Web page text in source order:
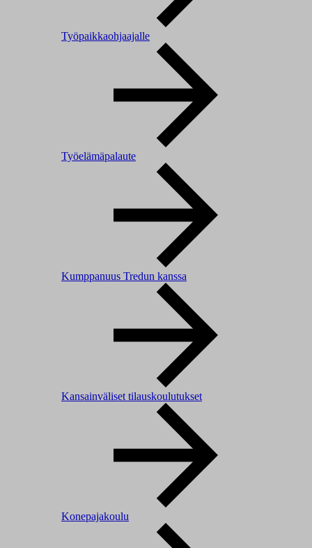
Työpaikkaohjaajalle
Työelämäpalaute
Kumppanuus Tredun kanssa
Kansainväliset tilauskoulutukset
Konepajakoulu